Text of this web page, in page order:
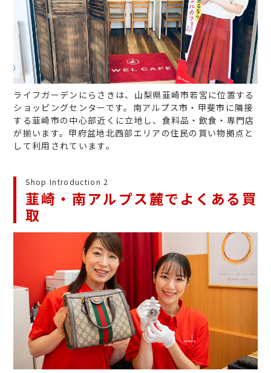
ライフガーデンにらさきは、山梨県韮崎市若宮に位置する
ショッピングセンターです。南アルプス市・甲斐市に隣接
する韮崎市の中心部近くに立地し、食料品・飲食・専門店
が揃います。甲府盆地北西部エリアの住民の買い物拠点と
して利用されています。
Shop Introduction 2
韮崎・南アルプス麓でよくある買
取